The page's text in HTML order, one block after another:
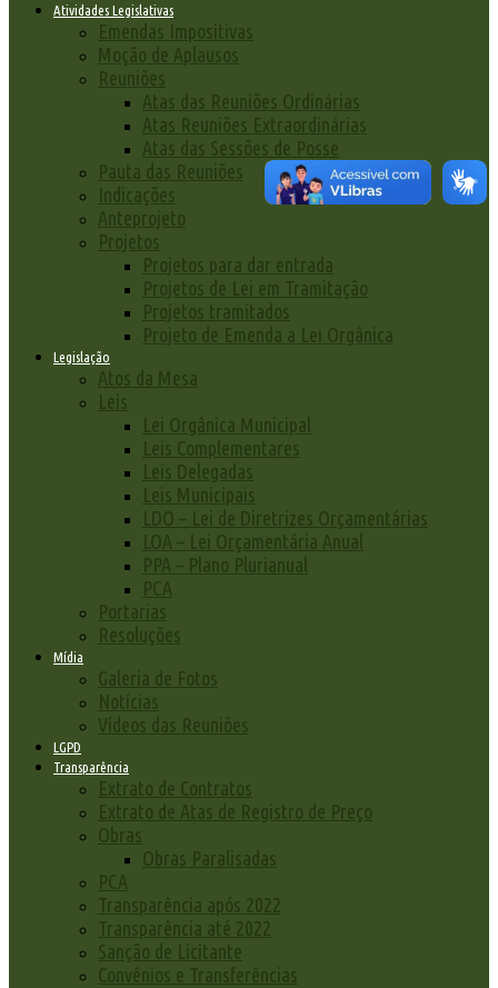
Atividades Legislativas
Emendas Impositivas
Moção de Aplausos
Reuniões
Atas das Reuniões Ordinárias
Atas Reuniões Extraordinárias
Atas das Sessões de Posse
Pauta das Reuniões
Indicações
Anteprojeto
Projetos
Projetos para dar entrada
Projetos de Lei em Tramitação
Projetos tramitados
Projeto de Emenda a Lei Orgânica
Legislação
Atos da Mesa
Leis
Lei Orgânica Municipal
Leis Complementares
Leis Delegadas
Leis Municipais
LDO – Lei de Diretrizes Orçamentárias
LOA – Lei Orçamentária Anual
PPA – Plano Plurianual
PCA
Portarias
Resoluções
Mídia
Galeria de Fotos
Notícias
Vídeos das Reuniões
LGPD
Transparência
Extrato de Contratos
Extrato de Atas de Registro de Preço
Obras
Obras Paralisadas
PCA
Transparência após 2022
Transparência até 2022
Sanção de Licitante
Convênios e Transferências